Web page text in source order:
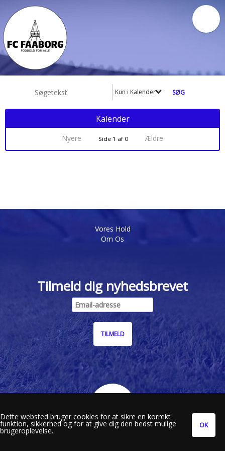
Kun i Kalender
Kalender
Nyere Side 1 af 0 Ældre
Vores Hold
Om Os
Tilmeld dig nyhedsbrevet
Dette websted bruger cookies for at sikre en korrekt
funktion, sikkerhed og for at give dig den bedst mulige
brugeroplevelse.